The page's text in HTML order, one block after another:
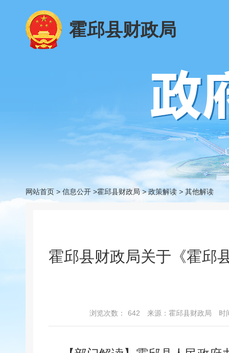
霍邱县财政局
网站首页 > 信息公开 >霍邱县财政局> 政策解读 > 其他解读
霍邱县财政局关于《霍邱
浏览次数： 642 来源：霍邱县财政局 时